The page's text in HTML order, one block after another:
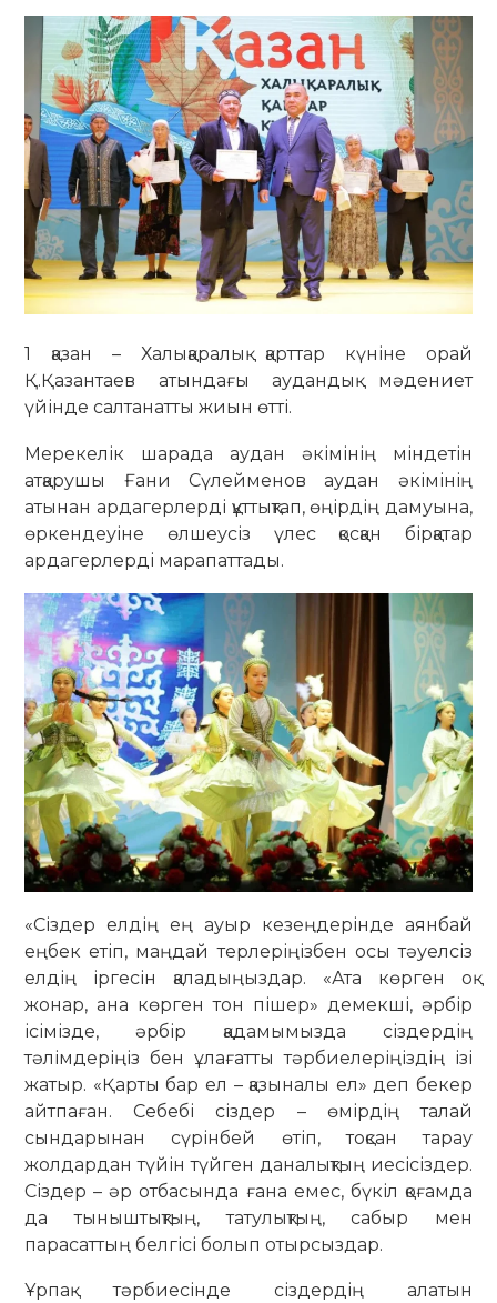
1 қазан – Халықаралық қарттар күніне орай
Қ.Қазантаев атындағы аудандық мәдениет
үйінде салтанатты жиын өтті.
Мерекелік шарада аудан әкімінің міндетін
атқарушы Ғани Сүлейменов аудан әкімінің
атынан ардагерлерді құттықтап, өңірдің дамуына,
өркендеуіне өлшеусіз үлес қосқан бірқатар
ардагерлерді марапаттады.
«Сіздер елдің ең ауыр кезеңдерінде аянбай
еңбек етіп, маңдай терлеріңізбен осы тәуелсіз
елдің іргесін қаладыңыздар. «Ата көрген оқ
жонар, ана көрген тон пішер» демекші, әрбір
ісімізде, әрбір қадамымызда сіздердің
тәлімдеріңіз бен ұлағатты тәрбиелеріңіздің ізі
жатыр. «Қарты бар ел – қазыналы ел» деп бекер
айтпаған. Себебі сіздер – өмірдің талай
сындарынан сүрінбей өтіп, тоқсан тарау
жолдардан түйін түйген даналықтың иесісіздер.
Сіздер – әр отбасында ғана емес, бүкіл қоғамда
да тыныштықтың, татулықтың, сабыр мен
парасаттың белгісі болып отырсыздар.
Ұрпақ тәрбиесінде сіздердің алатын